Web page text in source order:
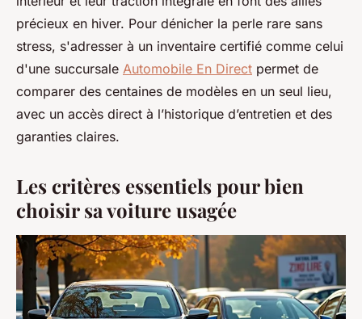
précieux en hiver. Pour dénicher la perle rare sans
stress, s'adresser à un inventaire certifié comme celui
d'une succursale Automobile En Direct permet de
comparer des centaines de modèles en un seul lieu,
avec un accès direct à l’historique d’entretien et des
garanties claires.
Les critères essentiels pour bien
choisir sa voiture usagée